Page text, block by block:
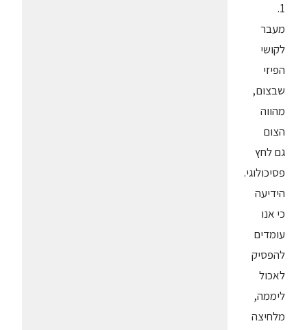
1.
מעבר
לקושי
הפיזי
שבצום,
מהווה
הצום
גם לחץ
פסיכולוגי.
הידיעה
כי אנו
עומדים
להפסיק
לאכול
ליממה,
מלחיצה